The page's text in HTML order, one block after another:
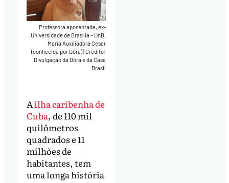
Professora aposentada, ex-
Universidade de Brasília – UnB,
Maria Auxiliadora Cesar
(conhecida por Dôra)|Crédito:
Divulgação da Dôra e da Casa
Brasil
Ailha caribenha de
Cuba, de 110 mil
quilômetros
quadrados e 11
milhões de
habitantes, tem
uma longa história